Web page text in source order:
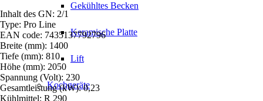
Gekühltes Becken
Keramische Platte
Lift
Kochgeräte
Inhalt des GN: 2/1
Type: Pro Line
EAN code: 7435137792796
Breite (mm): 1400
Tiefe (mm): 810
Höhe (mm): 2050
Spannung (Volt): 230
Gesamtleistung (kW): 0,23
Kühlmittel: R 290